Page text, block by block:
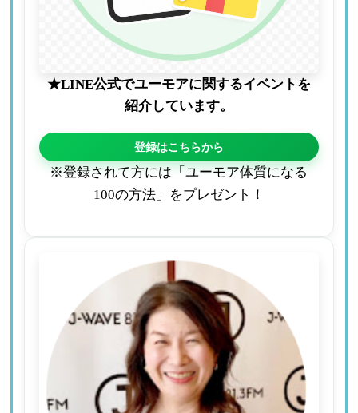
★LINE公式でユーモアに関するイベントを
紹介しています。
登録はこちらから
※登録されて方には「ユーモア体質になる
100の方法」をプレゼント！